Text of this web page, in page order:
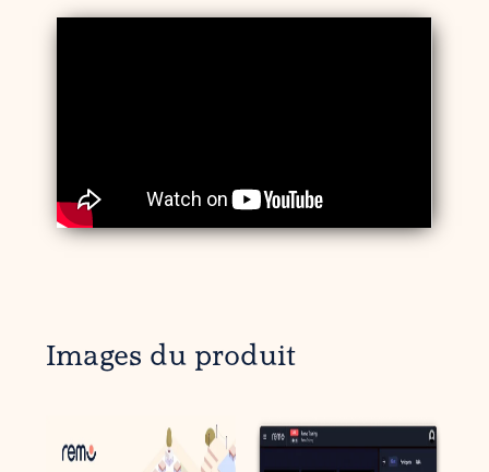
Images du produit